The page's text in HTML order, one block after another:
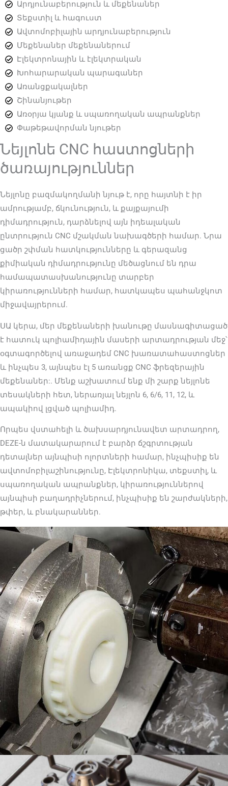
Արդյունաբերություն և մեքենաներ
Տեքստիլ և հագուստ
Ավտոմոբիլային արդյունաբերություն
Մեքենաներ մեքենաներում
Էլեկտրոնային և էլեկտրական
Խոհարարական պարագաներ
Առանցքակալներ
Շինանյութեր
Առօրյա կյանք և սպառողական ապրանքներ
Փաթեթավորման նյութեր
Նեյլոնե CNC հաստոցների
ծառայություններ
Նեյլոնը բազմակողմանի նյութ է, որը հայտնի է իր
ամրությամբ, ճկունություն, և քայքայումի
դիմադրություն, դարձնելով այն իդեալական
ընտրություն CNC մշակման նախագծերի համար. Նրա
ցածր շփման հատկությունները և գերազանց
քիմիական դիմադրությունը մեծացնում են դրա
համապատասխանությունը տարբեր
կիրառությունների համար, հատկապես պահանջկոտ
միջավայրերում.
ՍԱ կերա, մեր մեքենաների խանութը մասնագիտացած
է հատուկ պոլիամիդային մասերի արտադրության մեջ՝
օգտագործելով առաջադեմ CNC խառատահաստոցներ
և ինչպես 3, այնպես էլ 5 առանցք CNC ֆրեզերային
մեքենաներ:. Մենք աշխատում ենք մի շարք նեյլոնե
տեսակների հետ, ներառյալ նեյլոն 6, 6/6, 11, 12, և
ապակիով լցված պոլիամիդ.
Որպես վստահելի և ծախսարդյունավետ արտադրող,
DEZE-ն մատակարարում է բարձր ճշգրտության
դետալներ այնպիսի ոլորտների համար, ինչպիսիք են
ավտոմոբիլաշինությունը, Էլեկտրոնիկա, տեքստիլ, և
սպառողական ապրանքներ, կիրառություններով
այնպիսի բաղադրիչներում, ինչպիսիք են շարժակների,
թփեր, և բնակարաններ.